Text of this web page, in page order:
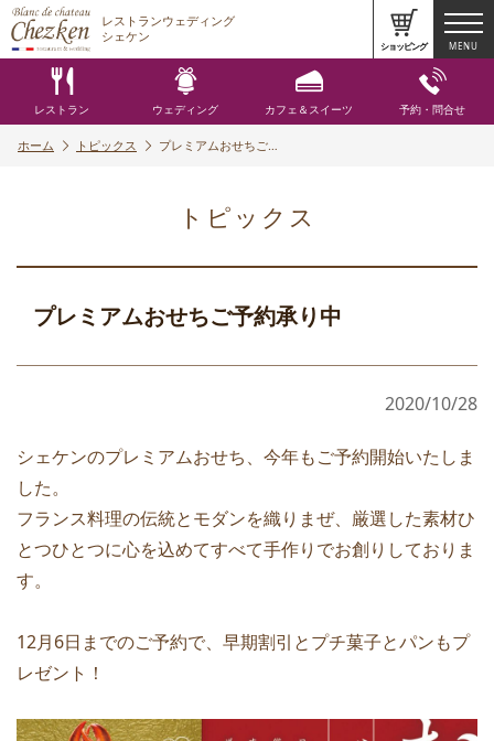
レストランウェディング
シェケン
レストラン ウェディング カフェ＆スイーツ 予約・問合せ
ショッピング MENU
ホーム トピックス プレミアムおせちご…
トピックス
プレミアムおせちご予約承り中
2020/10/28
シェケンのプレミアムおせち、今年もご予約開始いたしま
した。
フランス料理の伝統とモダンを織りまぜ、厳選した素材ひ
とつひとつに心を込めてすべて手作りでお創りしておりま
す。
12月6日までのご予約で、早期割引とプチ菓子とパンもプ
レゼント！